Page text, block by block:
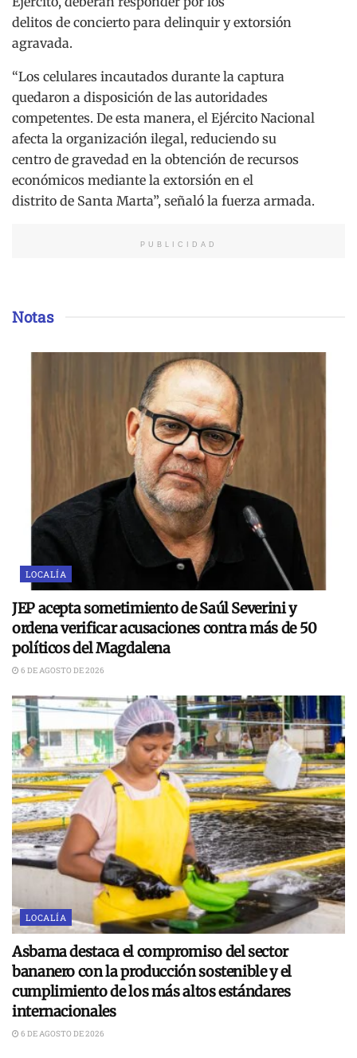
delitos de concierto para delinquir y extorsión
agravada.
“Los celulares incautados durante la captura
quedaron a disposición de las autoridades
competentes. De esta manera, el Ejército Nacional
afecta la organización ilegal, reduciendo su
centro de gravedad en la obtención de recursos
económicos mediante la extorsión en el
distrito de Santa Marta”, señaló la fuerza armada.
PUBLICIDAD
Notas
LOCALÍA
JEP acepta sometimiento de Saúl Severini y
ordena verificar acusaciones contra más de 50
políticos del Magdalena
6 DE AGOSTO DE 2026
LOCALÍA
Asbama destaca el compromiso del sector
bananero con la producción sostenible y el
cumplimiento de los más altos estándares
internacionales
6 DE AGOSTO DE 2026